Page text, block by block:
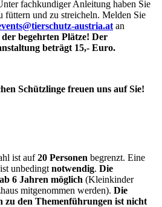
fachkundiger Anleitung haben Sie
und zu streicheln. Melden Sie
austria.atan
begehrten Plätze! Der
beträgt 15,- Euro.
Schützlinge freuen uns auf Sie!
ist auf20 Personen begrenzt. Eine
ist unbedingt notwendig. Die
6 Jahren möglich (Kleinkinder
mitgenommen werden). Die
zu den Themenführungen ist nicht